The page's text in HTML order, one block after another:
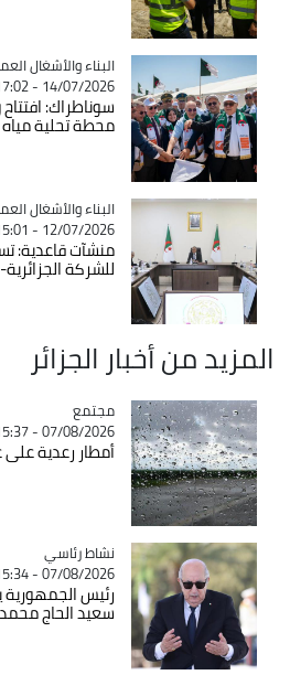
Catégorie
البناء والأشغال
14/07/2026 - 17:02
سوناطراك:
محطة تحلية مياه
Catégorie
البناء والأشغال
12/07/2026 - 15:01
منشآت قاعدية:
للشركة
المزيد من أخبار الجزائر
Catégorie
مجتمع
07/08/2026 - 15:37
أمطار رعدية على
Catégorie
نشاط رئاسي
07/08/2026 - 15:34
رئيس الجمهورية
سعيد الحاج محمد